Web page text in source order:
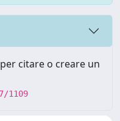
citare o creare un
1109